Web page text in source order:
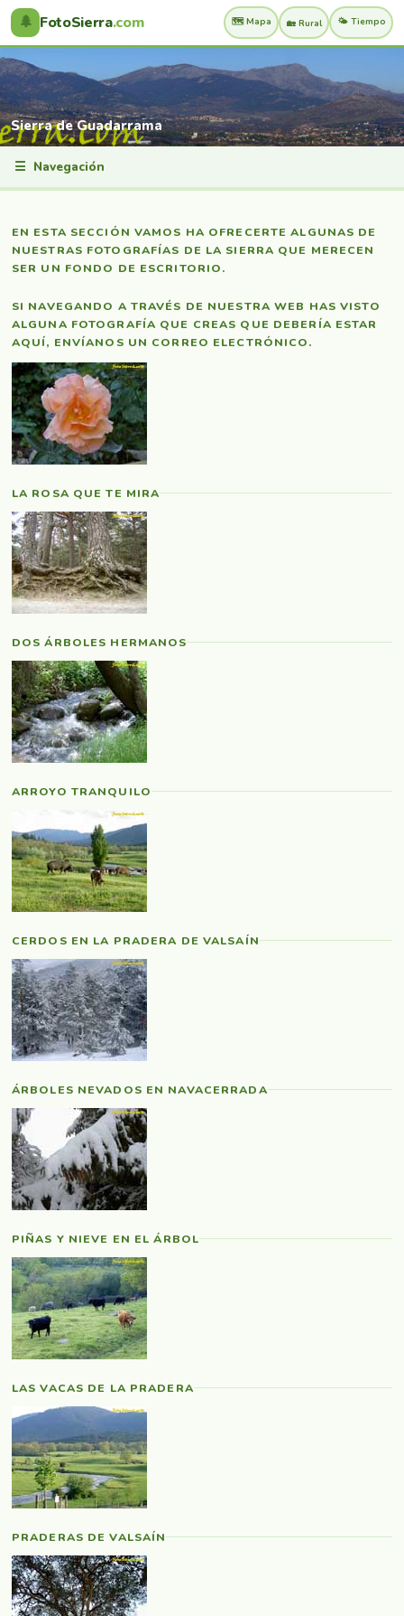
🌲 FotoSierra.com 🗺️ Mapa 🏡 Rural 🌤️ Tiempo
Sierra de Guadarrama
☰ Navegación
EN ESTA SECCIÓN VAMOS HA OFRECERTE ALGUNAS DE
NUESTRAS FOTOGRAFÍAS DE LA SIERRA QUE MERECEN
SER UN FONDO DE ESCRITORIO.
SI NAVEGANDO A TRAVÉS DE NUESTRA WEB HAS VISTO
ALGUNA FOTOGRAFÍA QUE CREAS QUE DEBERÍA ESTAR
AQUÍ, ENVÍANOS UN CORREO ELECTRÓNICO.
LA ROSA QUE TE MIRA
DOS ÁRBOLES HERMANOS
ARROYO TRANQUILO
CERDOS EN LA PRADERA DE VALSAÍN
ÁRBOLES NEVADOS EN NAVACERRADA
PIÑAS Y NIEVE EN EL ÁRBOL
LAS VACAS DE LA PRADERA
PRADERAS DE VALSAÍN